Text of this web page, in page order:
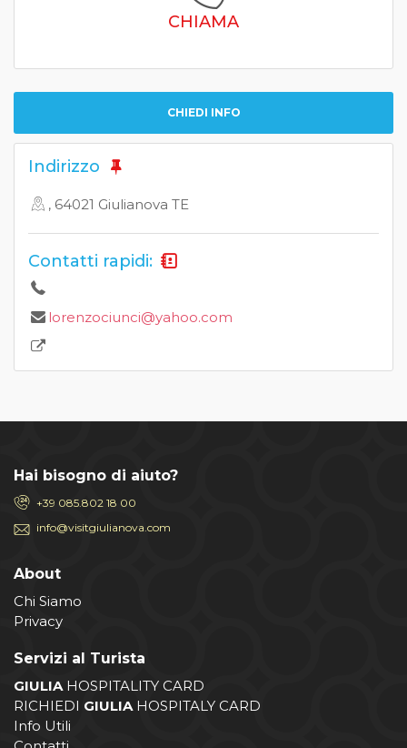
CHIAMA
CHIEDI INFO
Indirizzo
, 64021 Giulianova TE
Contatti rapidi:
lorenzociunci@yahoo.com
Hai bisogno di aiuto?
+39 085.802 18 00
info@visitgiulianova.com
About
Chi Siamo
Privacy
Servizi al Turista
GIULIA HOSPITALITY CARD
RICHIEDI GIULIA HOSPITALY CARD
Info Utili